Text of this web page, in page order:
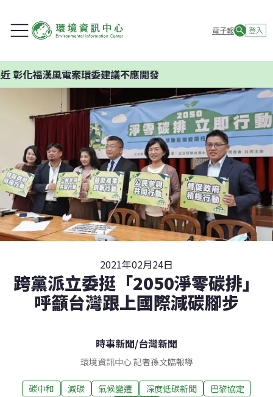
電子報 登入
漢風電案環委建議不應開發
2021年02月24日
跨黨派立委挺「2050淨零碳排」
呼籲台灣跟上國際減碳腳步
時事新聞/台灣新聞
環境資訊中心 記者孫文臨報導
碳中和 減碳 氣候變遷 深度低碳新聞
巴黎協定